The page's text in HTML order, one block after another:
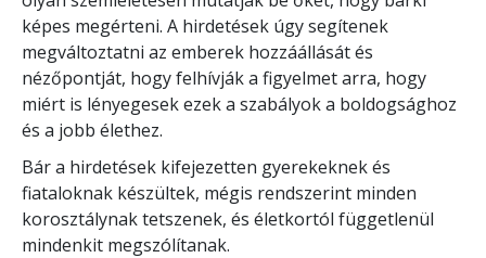
képes megérteni. A hirdetések úgy segítenek
megváltoztatni az emberek hozzáállását és
nézőpontját, hogy felhívják a figyelmet arra, hogy
miért is lényegesek ezek a szabályok a boldogsághoz
és a jobb élethez.
Bár a hirdetések kifejezetten gyerekeknek és
fiataloknak készültek, mégis rendszerint minden
korosztálynak tetszenek, és életkortól függetlenül
mindenkit megszólítanak.